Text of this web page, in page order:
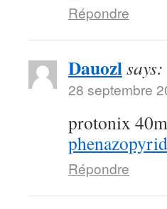
Répondre
Dauozlsays:
28 septembre
protonix
Répondre